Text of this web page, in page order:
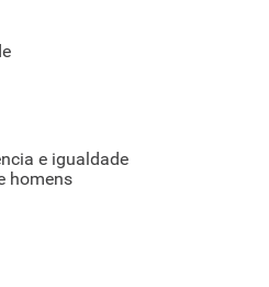
e igualdade
homens